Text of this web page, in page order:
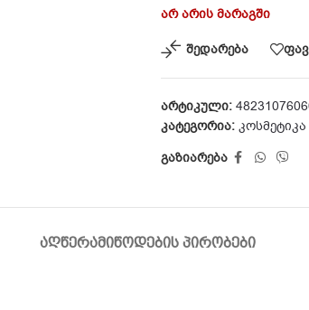
არ არის მარაგში
შედარება
არტიკული:
კატეგორია:
გაზიარება
ᲐᲦᲬᲔᲠᲐᲛᲘᲬᲝᲓᲔᲑᲘᲡ ᲞᲘᲠᲝᲑᲔᲑᲘ